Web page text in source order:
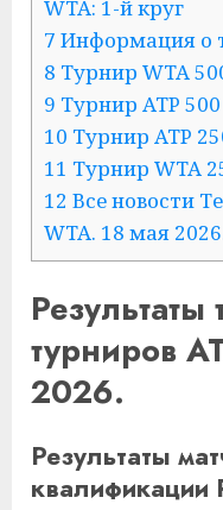
WTA: 1-й круг
7 Информация о
8 Турнир WTA
9 Турнир ATP
10 Турнир ATP
11 Турнир WTA
12 Все новости
WTA. 18 мая
турниров
2026.
Результаты
квалификации